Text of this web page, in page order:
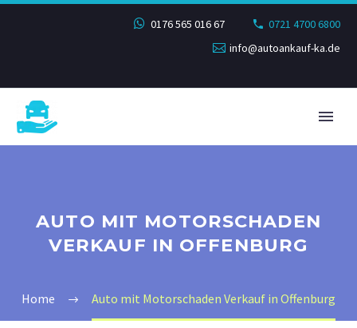
0176 565 016 67
0721 4700 6800
info@autoankauf-ka.de
AUTO MIT MOTORSCHADEN
VERKAUF IN OFFENBURG
Home Auto mit Motorschaden Verkauf in Offenburg